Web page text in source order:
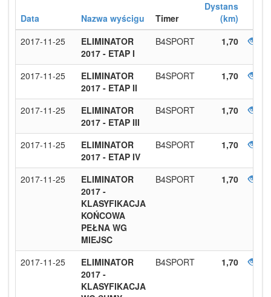
Data Nazwa wyścigu Timer
Dystans
(km)
2017-11-25
ELIMINATOR
2017 - ETAP I
B4SPORT 1,70
2017-11-25
ELIMINATOR
2017 - ETAP II
B4SPORT 1,70
2017-11-25
ELIMINATOR
2017 - ETAP III
B4SPORT 1,70
2017-11-25
ELIMINATOR
2017 - ETAP IV
B4SPORT 1,70
2017-11-25
ELIMINATOR
2017 -
KLASYFIKACJA
KOŃCOWA
PEŁNA WG
MIEJSC
B4SPORT 1,70
2017-11-25
ELIMINATOR
2017 -
KLASYFIKACJA
B4SPORT 1,70